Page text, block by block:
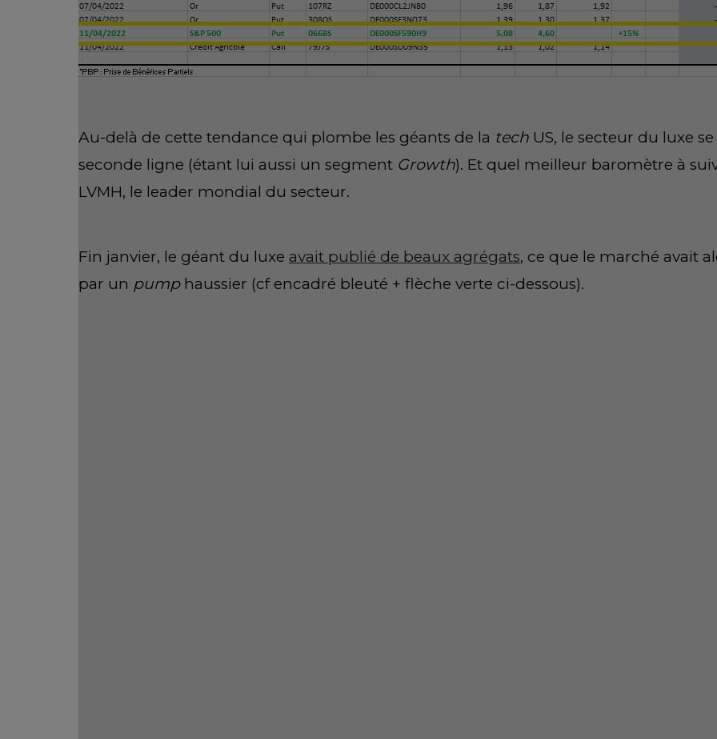
Au-delà de cette tendance qui plombe les géants de la tech US, le secteur du luxe
seconde ligne (étant lui aussi un segment Growth). Et quel meilleur baromètre à
LVMH, le leader mondial du secteur.
Fin janvier, le géant du luxe avait publié de beaux agrégats, ce que le marché avait
par un pump haussier (cf encadré bleuté + flèche verte ci-dessous).